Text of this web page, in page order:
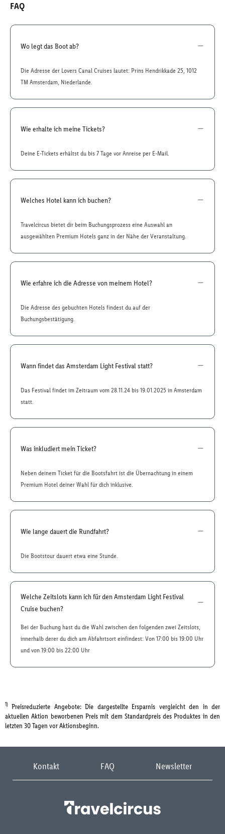
FAQ
Wo legt das Boot ab?
Die Adresse der Lovers Canal Cruises lautet: Prins Hendrikkade 25, 1012
TM Amsterdam, Niederlande.
Wie erhalte ich meine Tickets?
Deine E-Tickets erhältst du bis 7 Tage vor Anreise per E-Mail.
Welches Hotel kann ich buchen?
Travelcircus bietet dir beim Buchungsprozess eine Auswahl an
ausgewählten Premium Hotels ganz in der Nähe der Veranstaltung.
Wie erfahre ich die Adresse von meinem Hotel?
Die Adresse des gebuchten Hotels findest du auf der
Buchungsbestätigung.
Wann findet das Amsterdam Light Festival statt?
Das Festival findet im Zeitraum vom 28.11.24 bis 19.01.2025 in Amsterdam
statt.
Was inkludiert mein Ticket?
Neben deinem Ticket für die Bootsfahrt ist die Übernachtung in einem
Premium Hotel deiner Wahl für dich inklusive.
Wie lange dauert die Rundfahrt?
Die Bootstour dauert etwa eine Stunde.
Welche Zeitslots kann ich für den Amsterdam Light Festival
Cruise buchen?
Bei der Buchung hast du die Wahl zwischen den folgenden zwei Zeitslots,
innerhalb derer du dich am Abfahrtsort einfindest: Von 17:00 bis 19:00 Uhr
und von 19:00 bis 22:00 Uhr
1) Preisreduzierte Angebote: Die dargestellte Ersparnis vergleicht den in der
aktuellen Aktion beworbenen Preis mit dem Standardpreis des Produktes in den
letzten 30 Tagen vor Aktionsbeginn.
Kontakt FAQ Newsletter